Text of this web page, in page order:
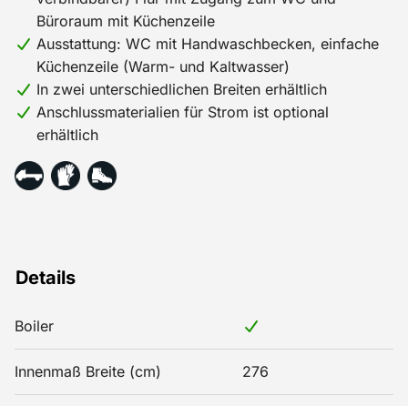
Wunsch miteinander verbindbar und aufeinander
stapelbar.
9: Glatte Oberflächen und Vinylböden zur
problemlosen Reinigung.
Optionale Ausstattung:
10: Klimaanlage.
11: Küchenzeilen/Pantrys.
12: Einbruchsicherung (Sicherheitstüren und/oder Gitter
Details
Boiler
Innenmaß Breite (cm) 276
Büroraum mit Küchenzeile
Ausstattung: WC mit Handwaschbecken, einfache
Küchenzeile (Warm- und Kaltwasser)
In zwei unterschiedlichen Breiten erhältlich
Anschlussmaterialien für Strom ist optional
erhältlich